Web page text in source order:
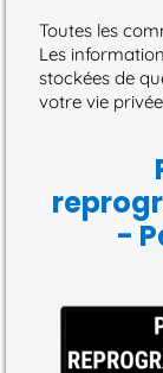
Toutes les
Les
stockées de
votre vie
-